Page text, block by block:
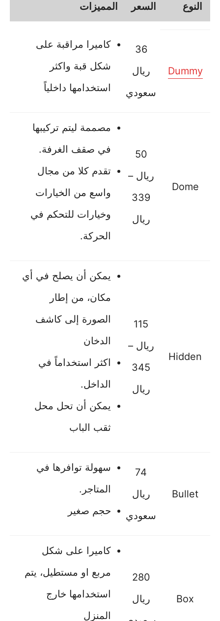
النوع السعر المميزات
Dummy
36
ريال
سعودي
كاميرا مراقبة على
شكل قبة واكثر
استخدامها داخلياً
Dome
50
ريال –
339
ريال
مصممة ليتم تركيبها
في صقف الغرفة.
تقدم كلا من مجال
واسع من الخيارات
وخيارات للتحكم في
الحركة.
Hidden
115
ريال –
345
ريال
يمكن أن يصلح في أي
مكان، من إطار
الصورة إلى كاشف
الدخان
اكثر استخداماً في
الداخل.
يمكن أن تحل محل
ثقب الباب
Bullet
74
ريال
سعودي
سهولة توافرها في
المتاجر.
حجم صغير
Box
280
ريال
كاميرا على شكل
مربع او مستطيل، يتم
استخدامها خارج
المنزل